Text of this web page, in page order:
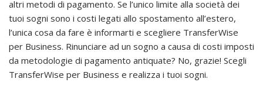
altri metodi di pagamento. Se l’unico limite alla società dei
tuoi sogni sono i costi legati allo spostamento all’estero,
l’unica cosa da fare è informarti e scegliere TransferWise
per Business. Rinunciare ad un sogno a causa di costi imposti
da metodologie di pagamento antiquate? No, grazie! Scegli
TransferWise per Business e realizza i tuoi sogni.